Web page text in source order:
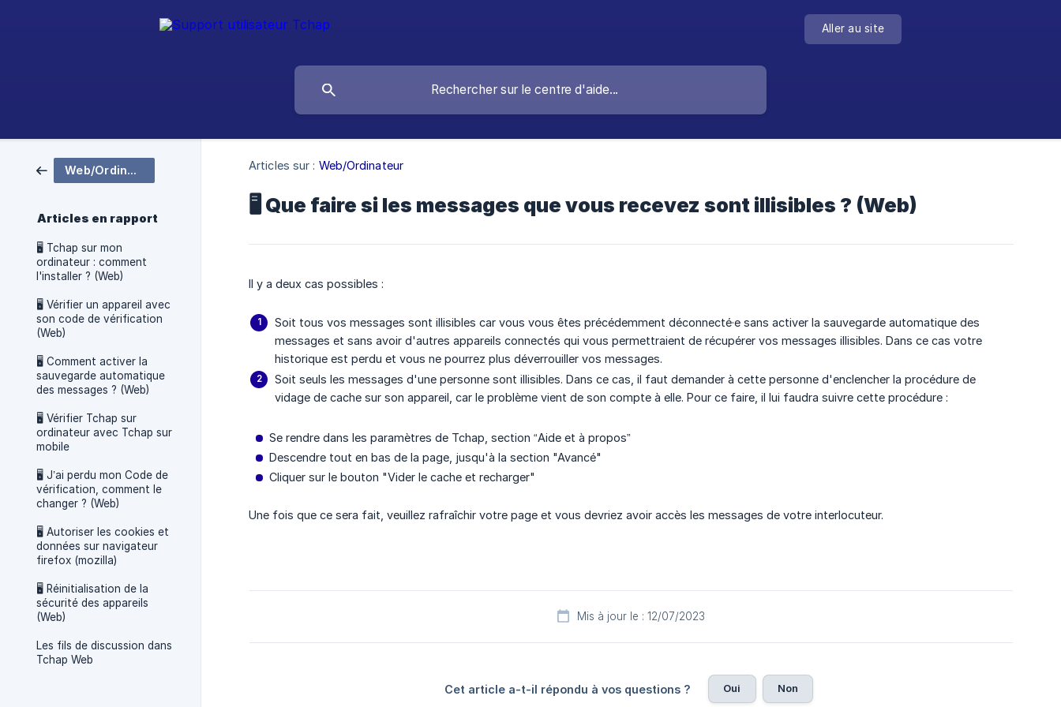
Aller au site
Web/Ordinateur
Articles en rapport
🖥 Tchap sur mon
ordinateur : comment
l'installer ? (Web)
🖥 Vérifier un appareil avec
son code de vérification
(Web)
🖥 Comment activer la
sauvegarde automatique
des messages ? (Web)
🖥 Vérifier Tchap sur
ordinateur avec Tchap sur
mobile
🖥 J’ai perdu mon Code de
vérification, comment le
changer ? (Web)
🖥 Autoriser les cookies et
données sur navigateur
firefox (mozilla)
🖥 Réinitialisation de la
sécurité des appareils
(Web)
Les fils de discussion dans
Tchap Web
Articles sur : Web/Ordinateur
🖥 Que faire si les messages que vous recevez sont illisibles ? (Web)
Il y a deux cas possibles :
Soit tous vos messages sont illisibles car vous vous êtes précédemment déconnecté·e sans activer la sauvegarde automatique des
messages et sans avoir d'autres appareils connectés qui vous permettraient de récupérer vos messages illisibles. Dans ce cas votre
historique est perdu et vous ne pourrez plus déverrouiller vos messages.
Soit seuls les messages d'une personne sont illisibles. Dans ce cas, il faut demander à cette personne d'enclencher la procédure de
vidage de cache sur son appareil, car le problème vient de son compte à elle. Pour ce faire, il lui faudra suivre cette procédure :
Se rendre dans les paramètres de Tchap, section “Aide et à propos”
Descendre tout en bas de la page, jusqu'à la section "Avancé"
Cliquer sur le bouton "Vider le cache et recharger"
Une fois que ce sera fait, veuillez rafraîchir votre page et vous devriez avoir accès les messages de votre interlocuteur.
Mis à jour le : 12/07/2023
Cet article a-t-il répondu à vos questions ? Oui Non